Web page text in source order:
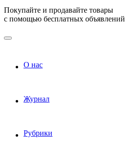
Покупайте и продавайте товары
с помощью бесплатных объявлений
О нас
Журнал
Рубрики